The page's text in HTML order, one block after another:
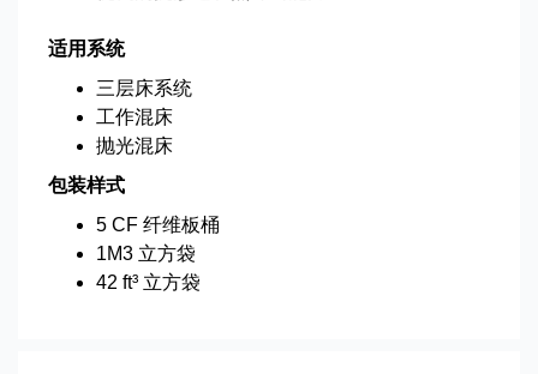
适用系统
三层床系统
工作混床
抛光混床
包装样式
5 CF 纤维板桶
1M3 立方袋
42 ft³ 立方袋